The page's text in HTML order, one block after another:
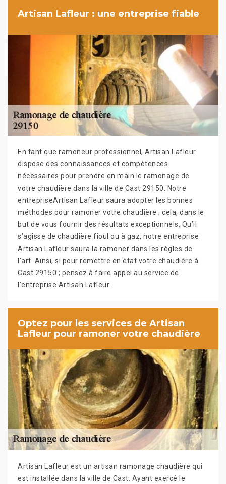
Artisan Lafleur : une entreprise fiable
En tant que ramoneur professionnel, Artisan Lafleur
dispose des connaissances et compétences
nécessaires pour prendre en main le ramonage de
votre chaudière dans la ville de Cast 29150. Notre
entrepriseArtisan Lafleur saura adopter les bonnes
méthodes pour ramoner votre chaudière ; cela, dans le
but de vous fournir des résultats exceptionnels. Qu’il
s’agisse de chaudière fioul ou à gaz, notre entreprise
Artisan Lafleur saura la ramoner dans les règles de
l’art. Ainsi, si pour remettre en état votre chaudière à
Cast 29150 ; pensez à faire appel au service de
l’entreprise Artisan Lafleur.
Optez pour les services de Artisan
Lafleur pour ramoner votre chaudière
Artisan Lafleur est un artisan ramonage chaudière qui
est installée dans la ville de Cast. Ayant exercé le